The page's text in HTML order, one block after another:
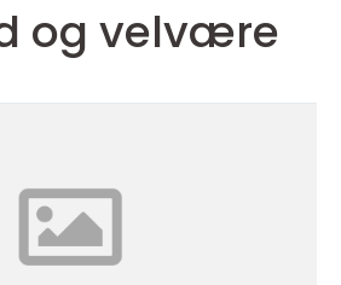
og velvære